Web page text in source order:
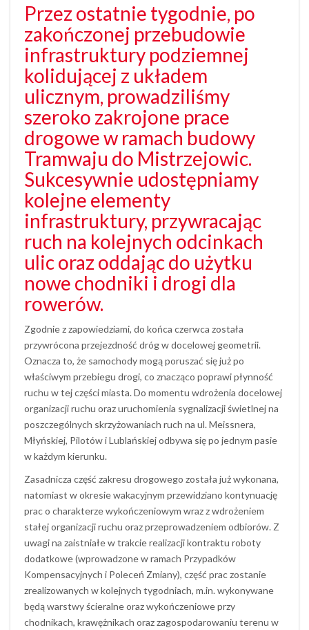
Przez ostatnie tygodnie, po
zakończonej przebudowie
infrastruktury podziemnej
kolidującej z układem
ulicznym, prowadziliśmy
szeroko zakrojone prace
drogowe w ramach budowy
Tramwaju do Mistrzejowic.
Sukcesywnie udostępniamy
kolejne elementy
infrastruktury, przywracając
ruch na kolejnych odcinkach
ulic oraz oddając do użytku
nowe chodniki i drogi dla
rowerów.
Zgodnie z zapowiedziami, do końca czerwca została
przywrócona przejezdność dróg w docelowej geometrii.
Oznacza to, że samochody mogą poruszać się już po
właściwym przebiegu drogi, co znacząco poprawi płynność
ruchu w tej części miasta. Do momentu wdrożenia docelowej
organizacji ruchu oraz uruchomienia sygnalizacji świetlnej na
poszczególnych skrzyżowaniach ruch na ul. Meissnera,
Młyńskiej, Pilotów i Lublańskiej odbywa się po jednym pasie
w każdym kierunku.
Zasadnicza część zakresu drogowego została już wykonana,
natomiast w okresie wakacyjnym przewidziano kontynuację
prac o charakterze wykończeniowym wraz z wdrożeniem
stałej organizacji ruchu oraz przeprowadzeniem odbiorów. Z
uwagi na zaistniałe w trakcie realizacji kontraktu roboty
dodatkowe (wprowadzone w ramach Przypadków
Kompensacyjnych i Poleceń Zmiany), część prac zostanie
zrealizowanych w kolejnych tygodniach, m.in. wykonywane
będą warstwy ścieralne oraz wykończeniowe przy
chodnikach, krawężnikach oraz zagospodarowaniu terenu w